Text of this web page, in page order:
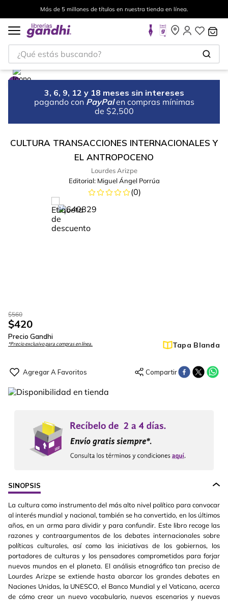
Más de 5 millones de títulos en nuestra tienda en línea.
¿Qué estás buscando?
3, 6, 9, 12 y 18 meses sin intereses
pagando con PayPal en compras mínimas
de $2,500
CULTURA TRANSACCIONES INTERNACIONALES Y
EL ANTROPOCENO
Lourdes Arizpe
Editorial: Miguel Ángel Porrúa
(0)
-25%
$560
$420
Precio Gandhi
*Precio exclusivo para compras en línea. Tapa Blanda
SINOPSIS
La cultura como instrumento del más alto nivel político para convocar
al interés mundial y nacional, también se ha convertido, en los últimos
años, en un arma para dividir y para confundir. Este libro recoge las
razones y contraargumentos de los debates internacionales sobre
políticas culturales, así como las iniciativas de los gobiernos, los
portadores de culturas y los pensadores comprometidos para forjar
nuevos mundos en el planeta. El análisis etnográfico tan preciso de
Lourdes Arizpe se extiende hasta abarcar los grandes debates en
Naciones Unidas, la UNESCO, el Banco Mundial y el Vaticano, acerca
de cómo crear un nuevo vocabulario, nuevos escenarios y nuevas